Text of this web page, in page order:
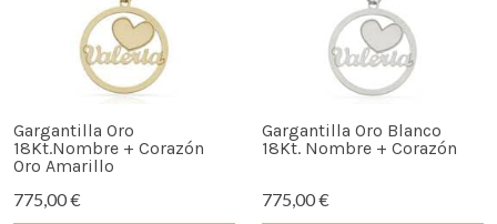
Gargantilla Oro
18Kt.Nombre + Corazón
Oro Amarillo
775,00 €
Gargantilla Oro Blanco
18Kt. Nombre + Corazón
775,00 €